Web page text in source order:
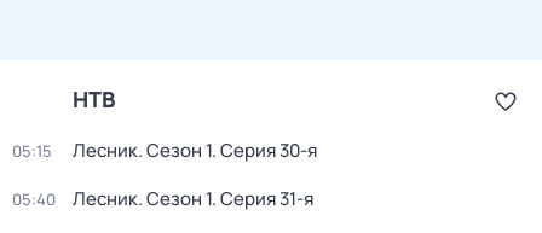
НТВ
05:15 Лесник. Сезон 1. Серия 30-я
05:40 Лесник. Сезон 1. Серия 31-я